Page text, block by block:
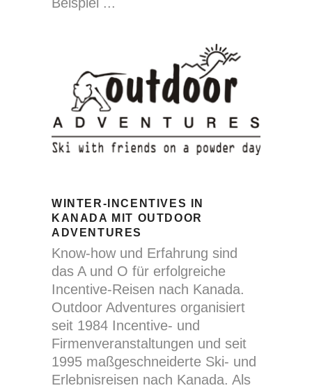
WINTER-INCENTIVES IN
KANADA MIT OUTDOOR
ADVENTURES
Know-how und Erfahrung sind
das A und O für erfolgreiche
Incentive-Reisen nach Kanada.
Outdoor Adventures organisiert
seit 1984 Incentive- und
Firmenveranstaltungen und seit
1995 maßgeschneiderte Ski- und
Erlebnisreisen nach Kanada. Als